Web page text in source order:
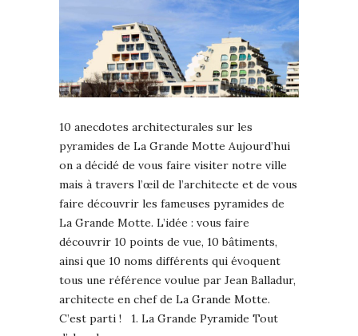
10 anecdotes architecturales sur les
pyramides de La Grande Motte Aujourd’hui
on a décidé de vous faire visiter notre ville
mais à travers l’œil de l’architecte et de vous
faire découvrir les fameuses pyramides de
La Grande Motte. L’idée : vous faire
découvrir 10 points de vue, 10 bâtiments,
ainsi que 10 noms différents qui évoquent
tous une référence voulue par Jean Balladur,
architecte en chef de La Grande Motte.
C’est parti ! 1. La Grande Pyramide Tout